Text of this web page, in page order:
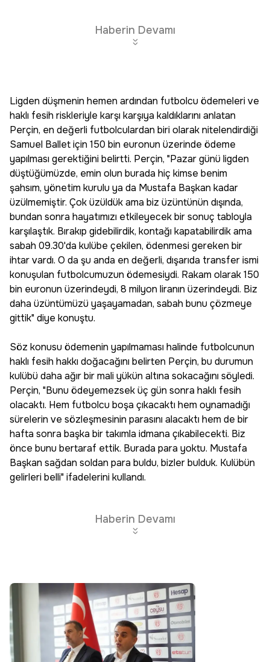
Haberin Devamı
Ligden düşmenin hemen ardından futbolcu ödemeleri ve
haklı fesih riskleriyle karşı karşıya kaldıklarını anlatan
Perçin, en değerli futbolculardan biri olarak nitelendirdiği
Samuel Ballet için 150 bin euronun üzerinde ödeme
yapılması gerektiğini belirtti. Perçin, "Pazar günü ligden
düştüğümüzde, emin olun burada hiç kimse benim
şahsım, yönetim kurulu ya da Mustafa Başkan kadar
üzülmemiştir. Çok üzüldük ama biz üzüntünün dışında,
bundan sonra hayatımızı etkileyecek bir sonuç tabloyla
karşılaştık. Bırakıp gidebilirdik, kontağı kapatabilirdik ama
sabah 09.30'da kulübe çekilen, ödenmesi gereken bir
ihtar vardı. O da şu anda en değerli, dışarıda transfer ismi
konuşulan futbolcumuzun ödemesiydi. Rakam olarak 150
bin euronun üzerindeydi, 8 milyon liranın üzerindeydi. Biz
daha üzüntümüzü yaşayamadan, sabah bunu çözmeye
gittik" diye konuştu.
Söz konusu ödemenin yapılmaması halinde futbolcunun
haklı fesih hakkı doğacağını belirten Perçin, bu durumun
kulübü daha ağır bir mali yükün altına sokacağını söyledi.
Perçin, "Bunu ödeyemezsek üç gün sonra haklı fesih
olacaktı. Hem futbolcu boşa çıkacaktı hem oynamadığı
sürelerin ve sözleşmesinin parasını alacaktı hem de bir
hafta sonra başka bir takımla idmana çıkabilecekti. Biz
önce bunu bertaraf ettik. Burada para yoktu. Mustafa
Başkan sağdan soldan para buldu, bizler bulduk. Kulübün
gelirleri belli" ifadelerini kullandı.
Haberin Devamı